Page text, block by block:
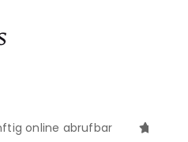
online abrufbar